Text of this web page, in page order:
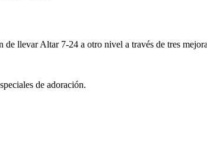
llevar Altar 7-24 a otro nivel a través de tres
de adoración.